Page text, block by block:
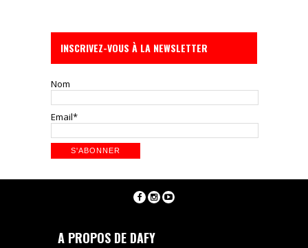
INSCRIVEZ-VOUS À LA NEWSLETTER
Nom
Email*
A PROPOS DE DAFY